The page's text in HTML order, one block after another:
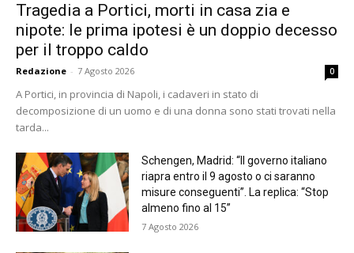
Tragedia a Portici, morti in casa zia e
nipote: le prima ipotesi è un doppio decesso
per il troppo caldo
Redazione - 7 Agosto 2026 0
A Portici, in provincia di Napoli, i cadaveri in stato di
decomposizione di un uomo e di una donna sono stati trovati nella
tarda...
Schengen, Madrid: “Il governo italiano
riapra entro il 9 agosto o ci saranno
misure conseguenti”. La replica: “Stop
almeno fino al 15”
7 Agosto 2026